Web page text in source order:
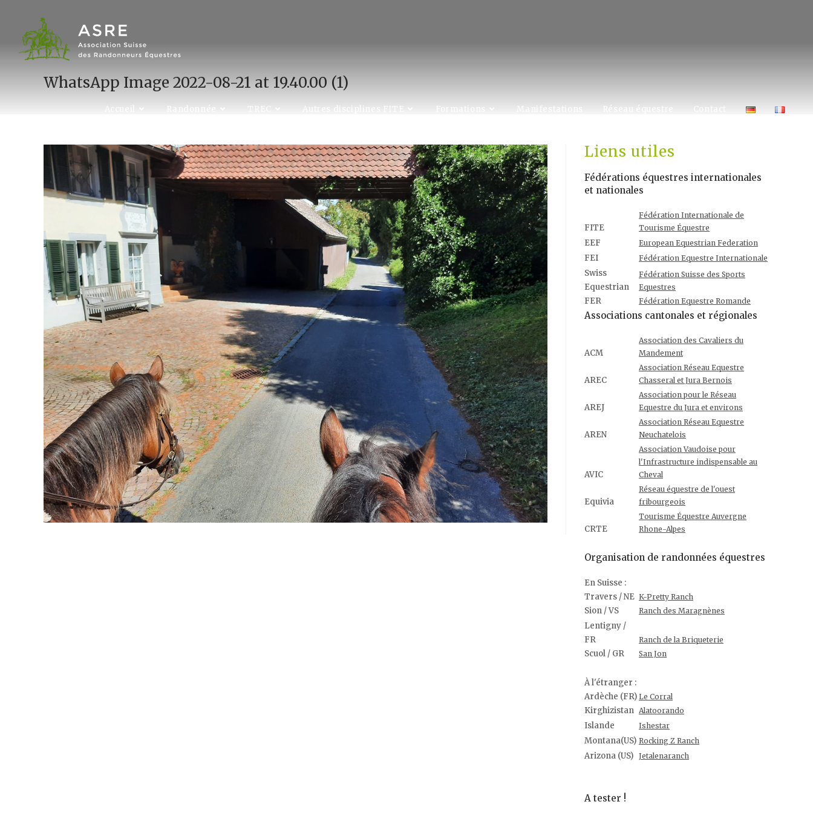
content
Accueil Randonnée TREC Autres disciplines FITE Formations Manifestations Réseau équestre Contact
WhatsApp Image 2022-08-21 at 19.40.00 (1)
Liens utiles
Fédérations équestres internationales
et nationales
FITE
Fédération Internationale de
Tourisme Équestre
EEF European Equestrian Federation
FEI Fédération Equestre Internationale
Swiss
Equestrian
Fédération Suisse des Sports
Equestres
FER Fédération Equestre Romande
Associations cantonales et régionales
ACM
Association des Cavaliers du
Mandement
AREC
Association Réseau Equestre
Chasseral et Jura Bernois
AREJ
Association pour le Réseau
Equestre du Jura et environs
AREN
Association Réseau Equestre
Neuchatelois
AVIC
Association Vaudoise pour
l'Infrastructure indispensable au
Cheval
Equivia
Réseau équestre de l'ouest
fribourgeois
CRTE
Tourisme Équestre Auvergne
Rhone-Alpes
Organisation de randonnées équestres
En Suisse :
Travers / NE K-Pretty Ranch
Sion / VS Ranch des Maragnènes
Lentigny /
FR
Ranch de la Briqueterie
Scuol / GR San Jon
À l'étranger :
Ardèche (FR) Le Corral
Kirghizistan Alatoorando
Islande Ishestar
Montana(US) Rocking Z Ranch
Arizona (US) Jetalenaranch
A tester !